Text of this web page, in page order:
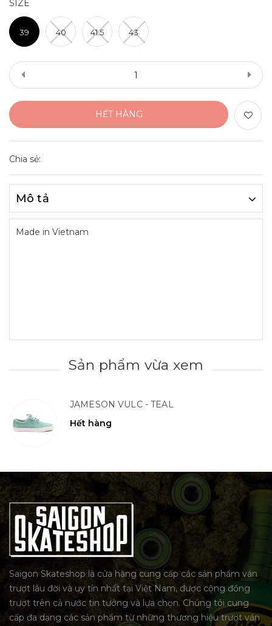
SIZE
39 40 41.5 43
HẾT HÀNG
Chia sẻ:
Mô tả
Made in Vietnam
Sản phẩm vừa xem
JAMESON VULC - TEAL
Hết hàng
Saigon Skateshop là cửa hàng cung cấp các sản phẩm ván
trượt lâu đời và uy tín nhất tại Việt Nam, được cộng đồng
trượt trên cả nước tin tưởng và lựa chọn. Chúng tôi cung
cấp đa dạng các sản phẩm từ những thương hiệu trượt ván